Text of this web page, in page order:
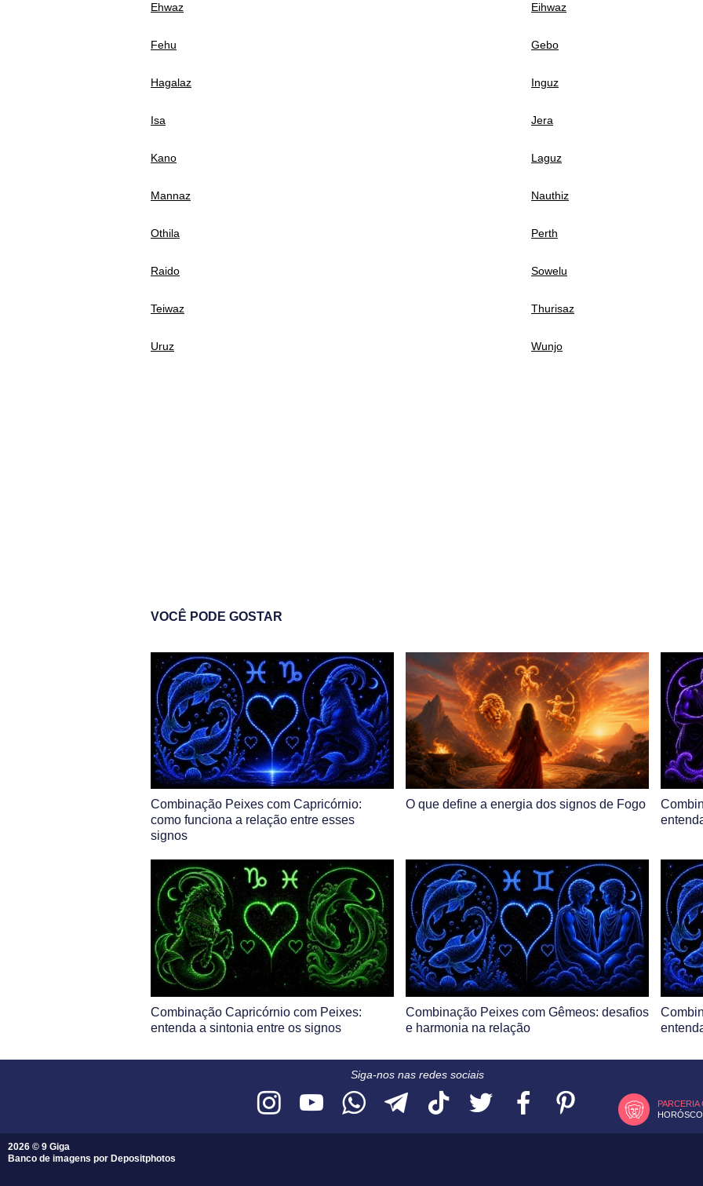
Ehwaz Eihwaz
Fehu Gebo
Hagalaz Inguz
Isa Jera
Kano Laguz
Mannaz Nauthiz
Othila Perth
Raido Sowelu
Teiwaz Thurisaz
Uruz Wunjo
VOCÊ PODE GOSTAR
Combinação Peixes com Capricórnio:
como funciona a relação entre esses
signos
O que define a energia dos signos de Fogo
Combinação Capricórnio com Peixes:
entenda a sintonia entre os signos
Combinação Peixes com Gêmeos: desafios
e harmonia na relação
Siga-nos nas redes sociais
PARCERIA
2026 © 9 Giga
Banco de imagens por Depositphotos